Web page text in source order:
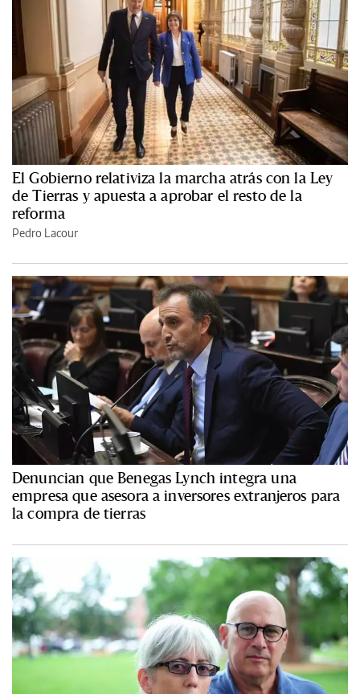
El Gobierno relativiza la marcha atrás con la Ley
de Tierras y apuesta a aprobar el resto de la
reforma
Pedro Lacour
Denuncian que Benegas Lynch integra una
empresa que asesora a inversores extranjeros para
la compra de tierras